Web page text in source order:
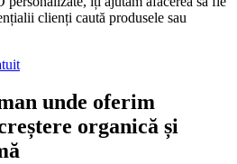
clienți caută produsele sau
unde oferim
organică și